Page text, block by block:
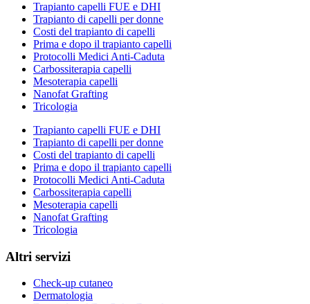
Trapianto capelli FUE e DHI
Trapianto di capelli per donne
Costi del trapianto di capelli
Prima e dopo il trapianto capelli
Protocolli Medici Anti-Caduta
Carbossiterapia capelli
Mesoterapia capelli
Nanofat Grafting
Tricologia
Trapianto capelli FUE e DHI
Trapianto di capelli per donne
Costi del trapianto di capelli
Prima e dopo il trapianto capelli
Protocolli Medici Anti-Caduta
Carbossiterapia capelli
Mesoterapia capelli
Nanofat Grafting
Tricologia
Altri servizi
Check-up cutaneo
Dermatologia